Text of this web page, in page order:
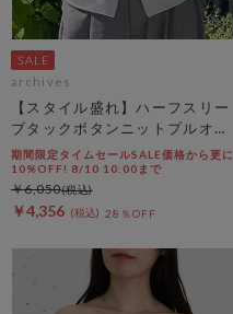
archives
【スタイル盛れ】ハーフスリー
ブタックボタンニットプルオー
バー
期間限定タイムセールSALE価格から更に
10%OFF! 8/10 10:00まで
￥4,356 28％OFF
￥6,050